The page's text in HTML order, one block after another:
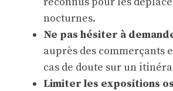
nocturnes.
Ne pas hésiter à
auprès des commerçants
cas de doute sur un
Limiter les expositions